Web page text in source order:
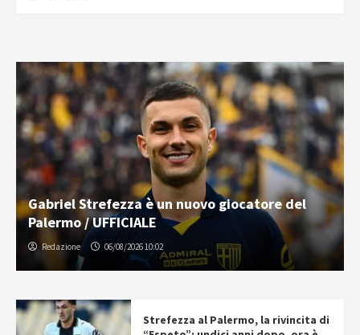
Gabriel Strefezza è un nuovo giocatore del
Palermo / UFFICIALE
Redazione 06/08/2026 10:02
Strefezza al Palermo, la rivincita di